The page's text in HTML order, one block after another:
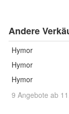
Andere
Hymor
Hymor
Hymor
9 Angebote ab